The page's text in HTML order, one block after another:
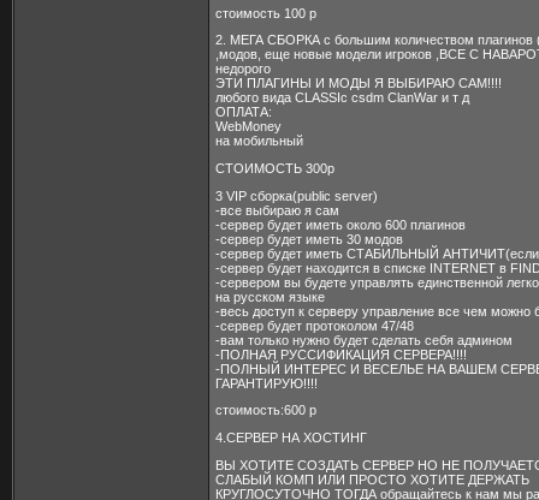
стоимость 100 р
2. МЕГА СБОРКА с большим количеством плагинов
,модов, еще новые модели игроков ,ВСЕ С
недорого
ЭТИ ПЛАГИНЫ И МОДЫ Я ВЫБИРАЮ САМ!!!!
любого вида CLASSIc csdm ClanWar и т д
ОПЛАТА:
WebMoney
на мобильный
СТОИМОСТЬ 300р
3 VIP сборка(public server)
-все выбираю я сам
-сервер будет иметь около 600 плагинов
-сервер будет иметь 30 модов
-сервер будет иметь СТАБИЛЬНЫЙ АНТИЧИТ(если
-сервер будет находится в списке INTERNET в
-сервером вы будете управлять единственной
на русском языке
-весь доступ к серверу управление все чем можно
-сервер будет протоколом 47/48
-вам только нужно будет сделать себя админом
-ПОЛНАЯ РУССИФИКАЦИЯ СЕРВЕРА!!!!
-ПОЛНЫЙ ИНТЕРЕС И ВЕСЕЛЬЕ НА ВАШЕМ
ГАРАНТИРУЮ!!!!
стоимость:600 р
4.СЕРВЕР НА ХОСТИНГ
ВЫ ХОТИТЕ СОЗДАТЬ СЕРВЕР НО НЕ
СЛАБЫЙ КОМП ИЛИ ПРОСТО ХОТИТЕ ДЕРЖАТЬ
КРУГЛОСУТОЧНО ТОГДА обращайтесь к нам мы